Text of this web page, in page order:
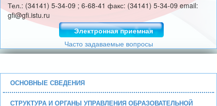
Тел.: (34141) 5-34-09 ; 6-68-41 факс: (34141) 5-34-09 email:
gfi@gfi.istu.ru
Электронная приемная
Часто задаваемые вопросы
ОСНОВНЫЕ СВЕДЕНИЯ
СТРУКТУРА И ОРГАНЫ УПРАВЛЕНИЯ ОБРАЗОВАТЕЛЬНОЙ